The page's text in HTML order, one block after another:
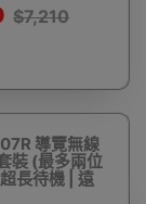
$7,210
導覽無線
裝 (最多兩位
長待機 | 遠